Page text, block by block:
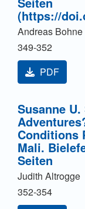
(https://
Andreas Bohne
349-352
PDF
Susanne
Conditions
Mali.
Seiten
Judith Altrogge
352-354